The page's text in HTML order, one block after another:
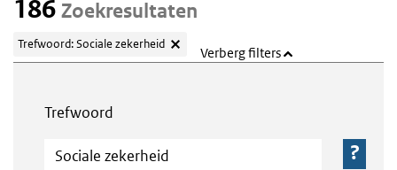
186 Zoekresultaten
Trefwoord: Sociale zekerheid
Verberg filters
Trefwoord
Trefwoord